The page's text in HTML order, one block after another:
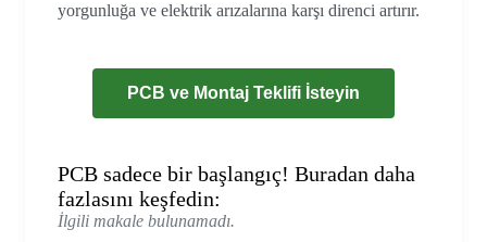
yorgunluğa ve elektrik arızalarına karşı direnci artırır.
PCB ve Montaj Teklifi İsteyin
PCB sadece bir başlangıç! Buradan daha
fazlasını keşfedin:
İlgili makale bulunamadı.